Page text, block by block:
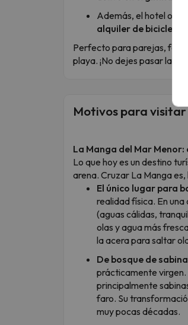
Además, el hotel
alquiler de bicicletas
Perfecto para parejas,
playa. ¡No dejes pasar la
Motivos para
La Manga del Mar
Lo que hoy es un destino
arena. Cruzar La Manga
El único lugar para
realidad física. En
(aguas cálidas,
olas y agua más
la acera para saltar
De bosque de
prácticamente virgen.
principalmente
faro. Su
muy pocas décadas.